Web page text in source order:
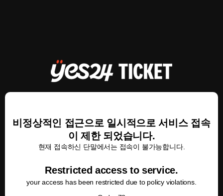
비정상적인 접근으로 일시적으로 서비스 접속
이 제한 되었습니다.
현재 접속하신 단말에서는 접속이 불가능합니다.
Restricted access to service.
your access has been restricted due to policy violations.